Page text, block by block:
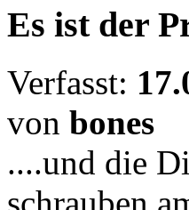
Es ist der
Verfasst:
von bones
....und die